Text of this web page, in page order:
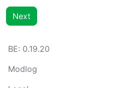
Next
BE: 0.19.20
Modlog